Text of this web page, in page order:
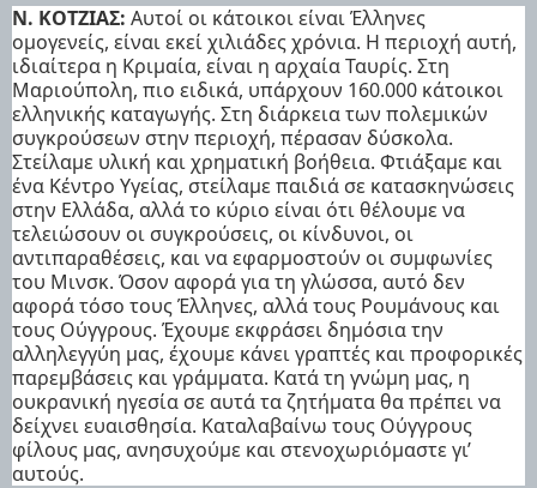
Ν. ΚΟΤΖΙΑΣ: Αυτοί οι κάτοικοι είναι Έλληνες
ομογενείς, είναι εκεί χιλιάδες χρόνια. Η περιοχή αυτή,
ιδιαίτερα η Κριμαία, είναι η αρχαία Ταυρίς. Στη
Μαριούπολη, πιο ειδικά, υπάρχουν 160.000 κάτοικοι
ελληνικής καταγωγής. Στη διάρκεια των πολεμικών
συγκρούσεων στην περιοχή, πέρασαν δύσκολα.
Στείλαμε υλική και χρηματική βοήθεια. Φτιάξαμε και
ένα Κέντρο Υγείας, στείλαμε παιδιά σε κατασκηνώσεις
στην Ελλάδα, αλλά το κύριο είναι ότι θέλουμε να
τελειώσουν οι συγκρούσεις, οι κίνδυνοι, οι
αντιπαραθέσεις, και να εφαρμοστούν οι συμφωνίες
του Μινσκ. Όσον αφορά για τη γλώσσα, αυτό δεν
αφορά τόσο τους Έλληνες, αλλά τους Ρουμάνους και
τους Ούγγρους. Έχουμε εκφράσει δημόσια την
αλληλεγγύη μας, έχουμε κάνει γραπτές και προφορικές
παρεμβάσεις και γράμματα. Κατά τη γνώμη μας, η
ουκρανική ηγεσία σε αυτά τα ζητήματα θα πρέπει να
δείχνει ευαισθησία. Καταλαβαίνω τους Ούγγρους
φίλους μας, ανησυχούμε και στενοχωριόμαστε γι’
αυτούς.